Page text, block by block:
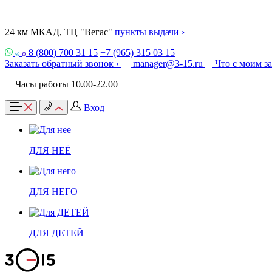
24 км МКАД, ТЦ "Вегас" пункты выдачи ›
8 (800) 700 31 15 +7 (965) 315 03 15
Заказать обратный звонок ›
manager@3-15.ru
Что с моим
Часы работы 10.00-22.00
Вход
ДЛЯ НЕЁ
ДЛЯ НЕГО
ДЛЯ ДЕТЕЙ